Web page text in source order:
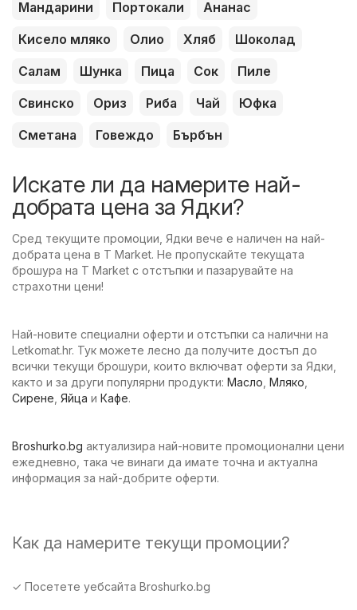
Мандарини
Портокали
Ананас
Кисело мляко
Олио Хляб
Шоколад
Салам
Шунка Пица Сок
Пиле
Свинско
Ориз Риба Чай
Юфка
Сметана
Говеждо Бърбън
Искате ли да намерите най-
добрата цена за Ядки?
Сред текущите промоции, Ядки вече е наличен на най-
добрата цена в T Market. Не пропускайте текущата
брошура на T Market с отстъпки и пазарувайте на
страхотни цени!
Най-новите специални оферти и отстъпки са налични на
Letkomat.hr. Тук можете лесно да получите достъп до
всички текущи брошури, които включват оферти за Ядки,
както и за други популярни продукти: Масло Мляко
Сирене Яйца и Кафе.
Broshurko.bg актуализира най-новите промоционални цени
ежедневно, така че винаги да имате точна и актуална
информация за най-добрите оферти.
Как да намерите текущи промоции?
✓ Посетете уебсайта Broshurko.bg